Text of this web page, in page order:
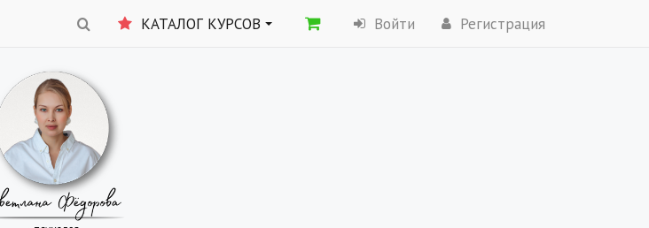
КАТАЛОГ КУРСОВ Войти Регистрация